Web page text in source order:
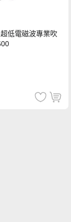
超低電磁波專業吹